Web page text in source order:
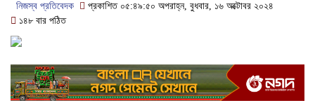
নিজস্ব প্রতিবেদক
প্রকাশিত ০৫:৪৯:৫০ অপরাহ্ন, বুধবার, ১৬ অক্টোবর ২০২৪
১৪৮ বার পঠিত